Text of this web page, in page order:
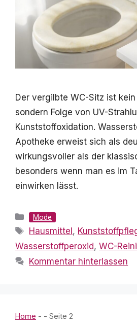
Der vergilbte WC-Sitz ist
sondern Folge von UV-
Kunststoffoxidation.
Apotheke erweist sich als
wirkungsvoller als der
besonders wenn man es im
einwirken lässt.
Kategorien
Mode
Schlagwörter
Hausmittel,
Wasserstoffperoxid, WC-
Kommentar hinterlassen
Home - - Seite 2